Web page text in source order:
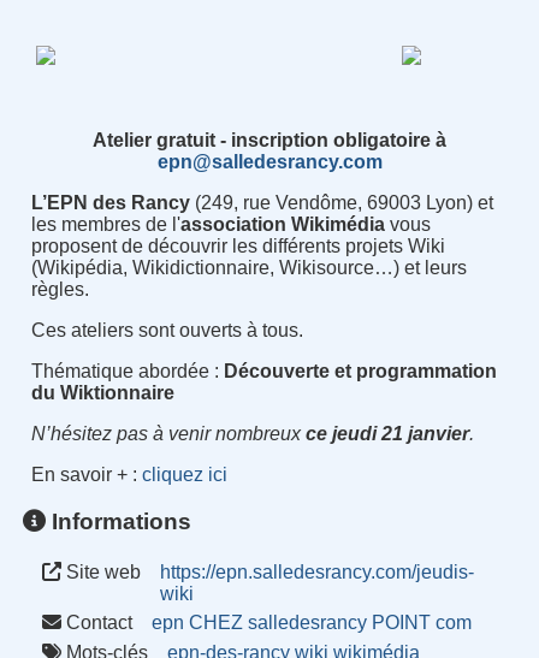
Atelier gratuit - inscription obligatoire à
epn@salledesrancy.com
L’EPN des Rancy(249, rue Vendôme, 69003 Lyon) et
les membres de l'association Wikimédiavous
proposent de découvrir les différents projets Wiki
(Wikipédia, Wikidictionnaire, Wikisource…) et leurs
règles.
Ces ateliers sont ouverts à tous.
Thématique abordée : Découverte et programmation
du Wiktionnaire
N’hésitez pas à venir nombreuxce jeudi 21 janvier.
En savoir + : cliquez ici
Informations
Site web
https://epn.salledesrancy.com/jeudis-
wiki
Contact
epn CHEZ salledesrancy POINT com
Mots-clés
epn-des-rancy wiki wikimédia